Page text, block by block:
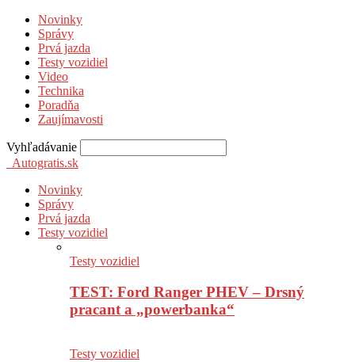
Novinky
Správy
Prvá jazda
Testy vozidiel
Video
Technika
Poradňa
Zaujímavosti
Vyhľadávanie
Autogratis.sk
Novinky
Správy
Prvá jazda
Testy vozidiel
Testy vozidiel
TEST: Ford Ranger PHEV – Drsný
pracant a „powerbanka“
Testy vozidiel